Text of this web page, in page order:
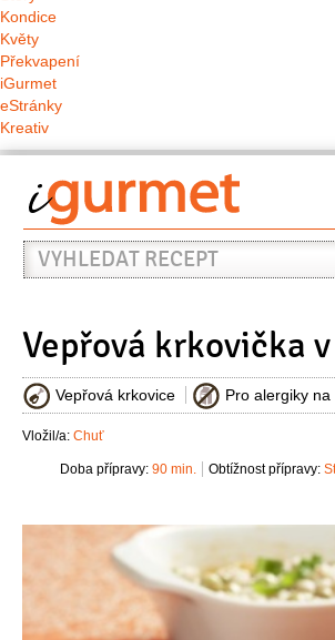
Kondice
Květy
Překvapení
iGurmet
eStránky
Kreativ
Vyhledat
recept
Vepřová krkovička
Vepřová krkovice Pro alergiky na
Vložil/a: Chuť
Obtížnost přípravy:
Doba přípravy: 90 min.